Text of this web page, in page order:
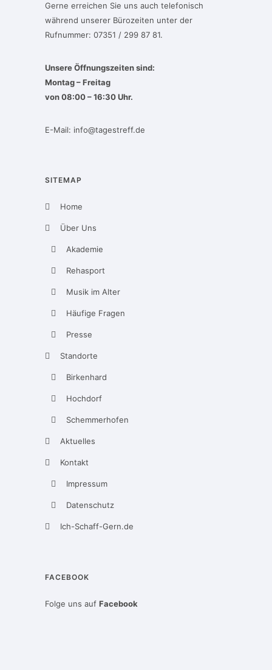
Gerne erreichen Sie uns auch telefonisch
während unserer Bürozeiten unter der
Rufnummer: 07351 / 299 87 81.
Unsere Öffnungszeiten sind:
Montag – Freitag
von 08:00 – 16:30 Uhr.
E-Mail: info@tagestreff.de
SITEMAP
Home
Über Uns
Akademie
Rehasport
Musik im Alter
Häufige Fragen
Presse
Standorte
Birkenhard
Hochdorf
Schemmerhofen
Aktuelles
Kontakt
Impressum
Datenschutz
Ich-Schaff-Gern.de
FACEBOOK
Folge uns auf Facebook